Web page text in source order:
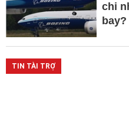
chi
bay?